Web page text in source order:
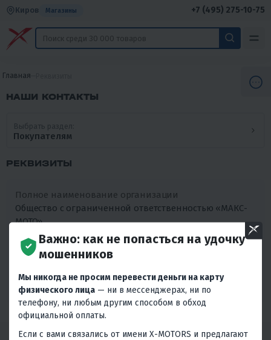
Киров Магазины +7 (495) 275-10-75
Главная
НАШИ КОНТАКТЫ
Выбрать раздел:
Покупателям
РЕКВИЗИТЫ
Полное наименование организации
Общество с ограниченной ответственностью «МАКС-
МОТО»
Почтовый адрес
628406, ХМАО-Югра, г. Сургут, ул. Быстринская, д. 20, а/я
ИНН
5403079820
Важно: как не попасться на удочку
мошенников
Мы никогда не просим перевести деньги на карту
физического лица — ни в мессенджерах, ни по
телефону, ни любым другим способом в обход
официальной оплаты.
Если с вами связались от имени X-MOTORS и предлагают